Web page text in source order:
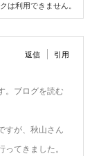
は利用できません。
返信 引用
。ブログを読む
すが、秋山さん
てきました。